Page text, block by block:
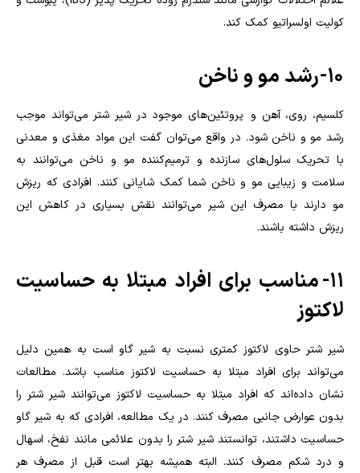
کولیت اولسراتیو کمک کند.
۱۰- رشد مو و ناخن
کلسیم، روی، آهن و پروتئین‌های موجود در شیر شتر می‌تواند موجب
رشد مو و ناخن شود. در واقع می‌توان گفت این مواد مغذی و معدنی
با تحریک سلول‌های سازنده و ترمیم‌کننده مو و ناخن می‌توانند به
سلامت و زیبایی مو و ناخن شما کمک شایانی کنند. افرادی که ریزش
مو دارند با مصرف این شیر می‌توانند نقش بسیاری در کاهش این
ریزش داشته باشند.
۱۱- مناسب برای افراد مبتلا به حساسیت
لاکتوز
شیر شتر حاوی لاکتوز کمتری نسبت به شیر گاو است به همین دلیل
می‌تواند برای افراد مبتلا به حساسیت لاکتوز مناسب باشد. مطالعات
نشان داده‌اند که افراد مبتلا به حساسیت لاکتوز می‌توانند شیر شتر را
بدون عوارض جانبی مصرف کنند. در یک مطالعه، افرادی که به شیر گاو
حساسیت داشتند، توانستند شیر شتر را بدون علائمی مانند نفخ، اسهال
و درد شکم مصرف کنند. البته همیشه بهتر است قبل از مصرف هر